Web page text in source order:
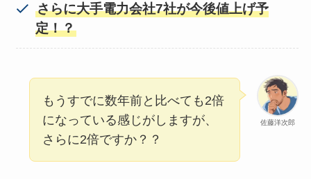
さらに大手電力会社7社が今後値上げ予
定！？
佐藤洋次郎
もうすでに数年前と比べても2倍
になっている感じがしますが、
さらに2倍ですか？？